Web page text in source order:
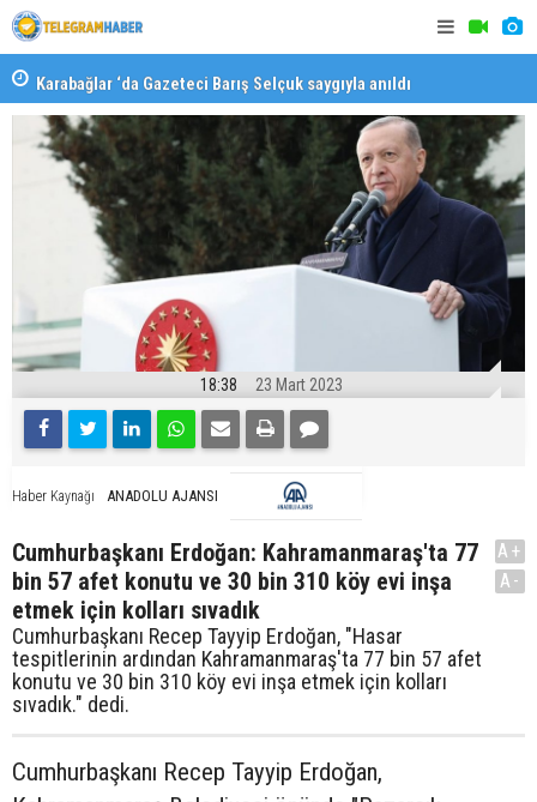
Karabağlar ‘da Gazeteci Barış Selçuk saygıyla anıldı
18:38 23 Mart 2023
Haber Kaynağı ANADOLU AJANSI
Cumhurbaşkanı Erdoğan: Kahramanmaraş'ta 77
bin 57 afet konutu ve 30 bin 310 köy evi inşa
etmek için kolları sıvadık
Cumhurbaşkanı Recep Tayyip Erdoğan, "Hasar
tespitlerinin ardından Kahramanmaraş'ta 77 bin 57 afet
konutu ve 30 bin 310 köy evi inşa etmek için kolları
sıvadık." dedi.
A+
A-
Cumhurbaşkanı Recep Tayyip Erdoğan,